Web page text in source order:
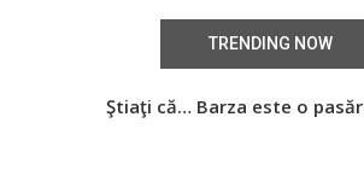
TRENDING NOW
Ştiaţi că… Barza este o